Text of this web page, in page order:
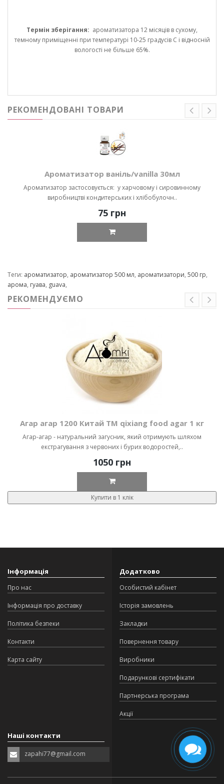
Термін зберігання: ароматизатора 12 місяців в сухому,
темному приміщенні при температурі 10-25 градусів С і відносній
вологості не більше 65%.
РЕКОМЕНДОВАНІ ТОВАРИ
Ароматизатор ваніль/vanilla 30мл
Ароматизатор застосовується: у харчовому і сировинному
виробництві кондитерських і хлібобулочн..
75 грн
Теги: ароматизатор, ароматизатор 500 мл, ароматизатори, 500 гр,
арома, гуава, guava,
РЕКОМЕНДУЄМО
Агар агар 1200 Китай ТМ qixiang food agar 1 кг
Агар-агар - натуральний загусник, який отримують шляхом
екстрагування з червоних і бурих водоростей,..
1050 грн
Купити в 1 клік
Інформація
Про нас
Інформація про доставку
Політика безпеки
Контакти
Карта сайту
Додатково
Особистий кабінет
Історія замовлень
Закладки
Повернення товару
Виробники
Подарункові сертифікати
Партнерська програма
Акції
Наші контакти
zapahi77@gmail.com